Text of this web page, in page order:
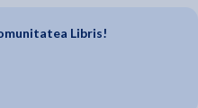
Libris!